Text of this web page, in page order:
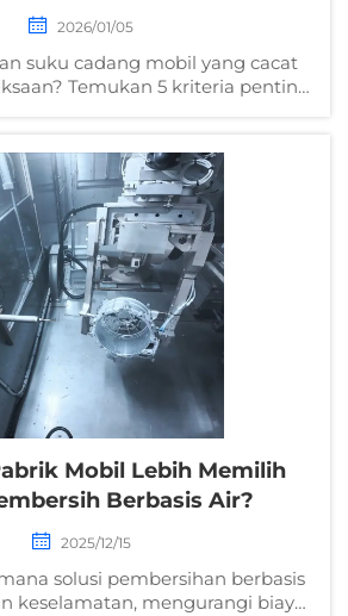
2026/01/05
suku cadang mobil yang cacat
Temukan 5 kriteria penting
Unduh daftar periksa Anda
sekarang.
Mobil Lebih Memilih
Berbasis Air?
2025/12/15
solusi pembersihan berbasis
keselamatan, mengurangi biaya,